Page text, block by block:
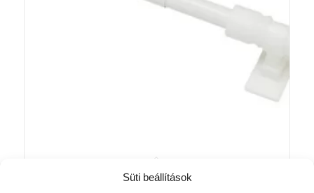
Süti beállítások
Ø12 mm California kávéházi vitrázsrúd